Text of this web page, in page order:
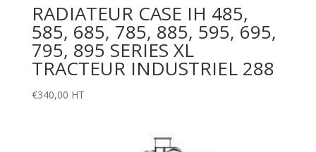
RADIATEUR CASE IH 485,
585, 685, 785, 885, 595, 695,
795, 895 SERIES XL
TRACTEUR INDUSTRIEL 288
€340,00 HT